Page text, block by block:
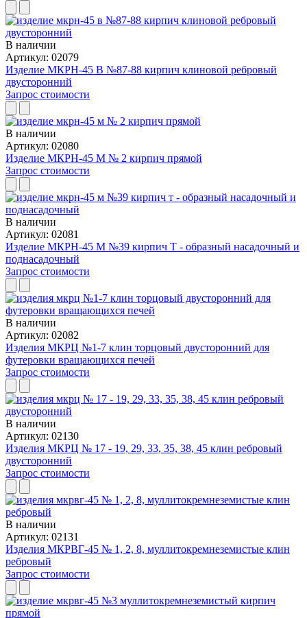
В наличии
Артикул: 02079
Изделие МКРН-45 В №87-88 кирпич клиновой ребровый
двусторонний
Запрос стоимости
В наличии
Артикул: 02080
Изделие МКРН-45 М № 2 кирпич прямой
Запрос стоимости
В наличии
Артикул: 02081
Изделие МКРН-45 М №39 кирпич Т - образный насадочный и
поднасадочный
Запрос стоимости
В наличии
Артикул: 02082
Изделия МКРЦ №1-7 клин торцовый двусторонний для
футеровки вращающихся печей
Запрос стоимости
В наличии
Артикул: 02130
Изделия МКРЦ № 17 - 19, 29, 33, 35, 38, 45 клин ребровый
двусторонний
Запрос стоимости
В наличии
Артикул: 02131
Изделия МКРВГ-45 № 1, 2, 8, муллитокремнеземистые клин
ребровый
Запрос стоимости